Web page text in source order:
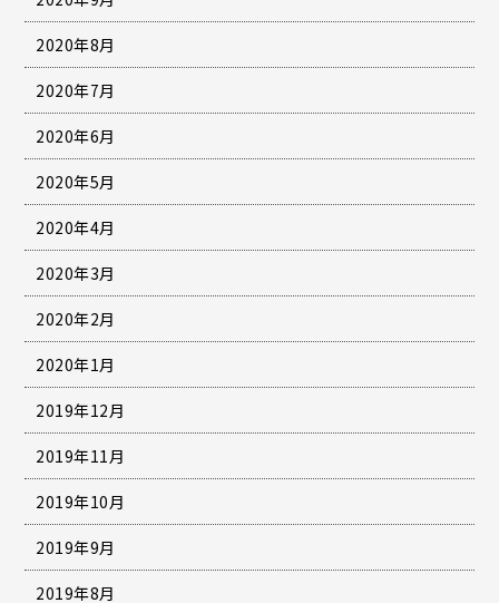
2020年8月
2020年7月
2020年6月
2020年5月
2020年4月
2020年3月
2020年2月
2020年1月
2019年12月
2019年11月
2019年10月
2019年9月
2019年8月